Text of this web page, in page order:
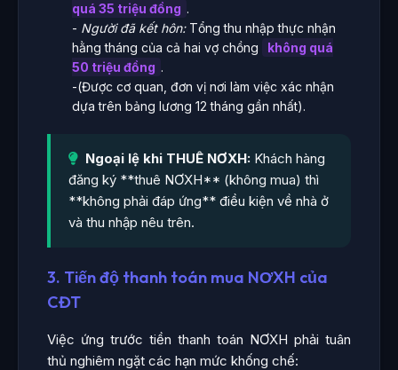
quá 35 triệu đồng .
- Người đã kết hôn:Tổng thu nhập thực nhận
hằng tháng của cả hai vợ chồng
không quá
50 triệu đồng .
-(Được cơ quan, đơn vị nơi làm việc xác nhận
dựa trên bảng lương 12 tháng gần nhất).
Ngoại lệ khi THUÊ NƠXH: Khách hàng
đăng ký **thuê NƠXH** (không mua) thì
**không phải đáp ứng** điều kiện về nhà ở
và thu nhập nêu trên.
3. Tiến độ thanh toán mua NƠXH của
CĐT
Việc ứng trước tiền thanh toán NƠXH phải tuân
thủ nghiêm ngặt các hạn mức khống chế: